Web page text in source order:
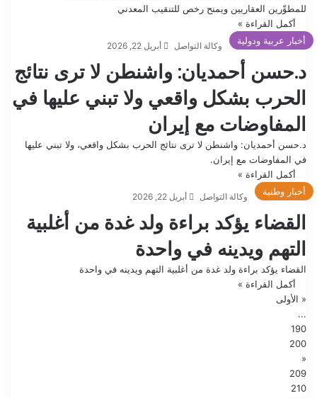
للمطوِّرين العقاريين ويمنح رخص للتنقيب المعدني
أكمل القراءة »
أخبار عربية ودولية
وكالة التواصل أبريل 22, 2026
د.حسن أحمديان: واشنطن لا ترى نتائج
الحرب بشكل واقعي ولا تبني عليها في
المفاوضات مع إيران
د.حسن أحمديان: واشنطن لا ترى نتائج الحرب بشكل واقعي، ولا تبني عليها
في المفاوضات مع إيران.
أكمل القراءة »
أخبار وطنية
وكالة التواصل أبريل 22, 2026
القضاء يؤكد براءة ولد غدة من أغلبية
التهم ويدينه في واحدة
القضاء يؤكد براءة ولد غدة من أغلبية التهم ويدينه في واحدة
أكمل القراءة »
« الأولى
...
190
200
«
209
210